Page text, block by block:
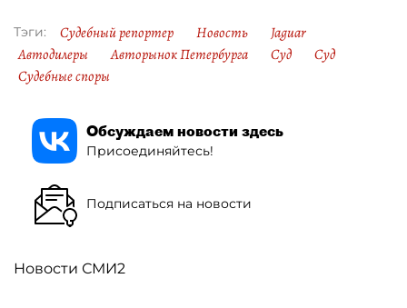
Тэги: Судебный репортер Новость
Jaguar
Автодилеры
Авторынок Петербурга Суд
Суд
Судебные споры
Обсуждаем новости здесь
Присоединяйтесь!
Подписаться на новости
Новости СМИ2